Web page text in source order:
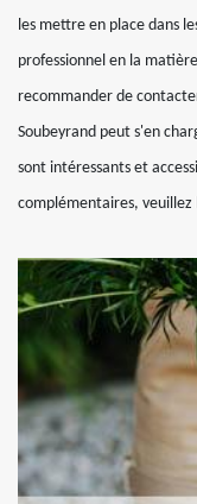
les mettre en place dans
professionnel en la
recommander de
Soubeyrand peut s'en
sont intéressants et
complémentaires,